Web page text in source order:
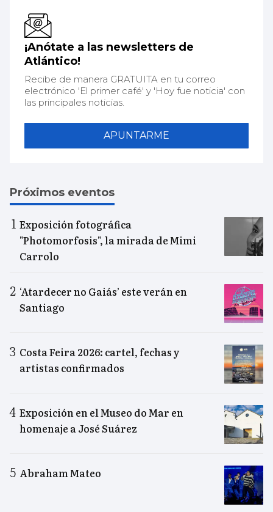
¡Anótate a las newsletters de
Atlántico!
Recibe de manera GRATUITA en tu correo
electrónico 'El primer café' y 'Hoy fue noticia' con
las principales noticias.
APUNTARME
Próximos eventos
Exposición fotográfica
"Photomorfosis", la mirada de Mimi
Carrolo
‘Atardecer no Gaiás’ este verán en
Santiago
Costa Feira 2026: cartel, fechas y
artistas confirmados
Exposición en el Museo do Mar en
homenaje a José Suárez
Abraham Mateo